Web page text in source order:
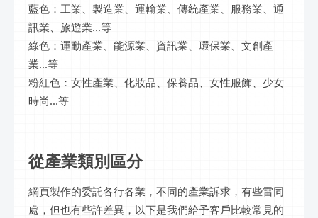
藍色：工業、製造業、運輸業、傳統產業、服務業、通
訊業、旅遊業...等
綠色：運動產業、能源業、資訊業、環保業、文創產
業...等
粉紅色：女性產業、化妝品、保養品、女性服飾、少女
時尚...等
從產業類別區分
網頁製作的委託各行各業，不同的產業訴求，有些雷同
處，但也有些許差異，以下是我們給予客戶比較常見的